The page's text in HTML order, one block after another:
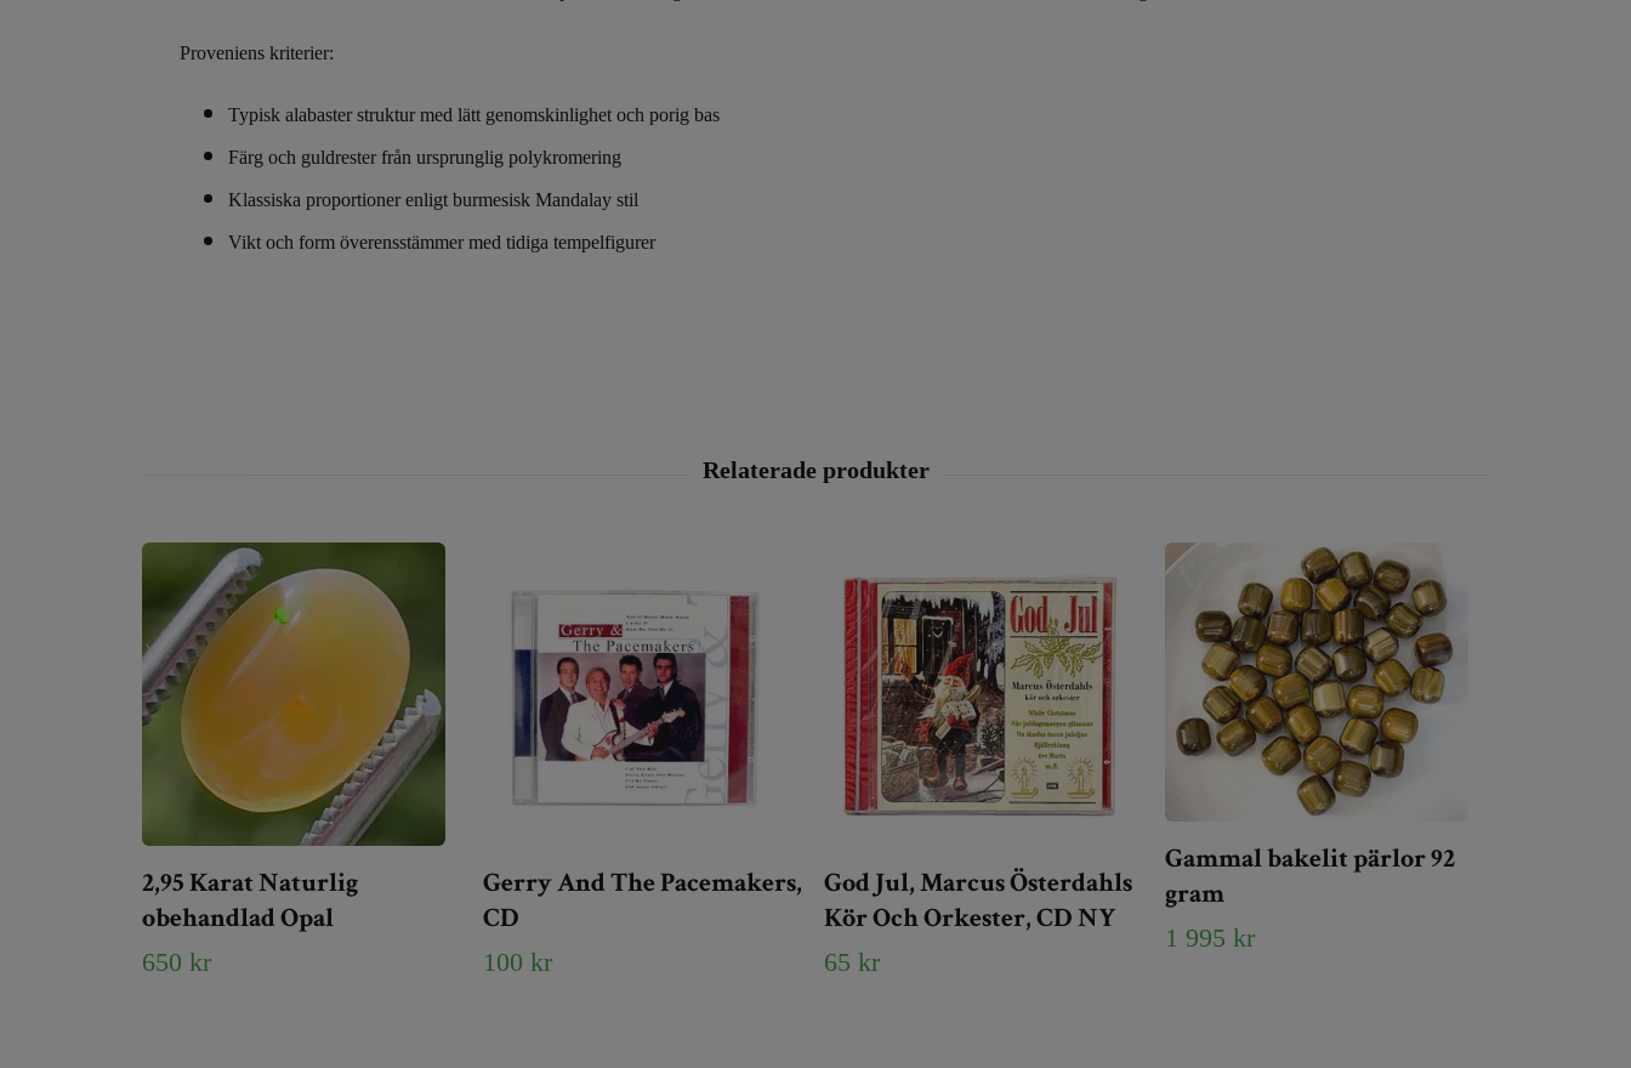
Proveniens kriterier:
Typisk alabaster struktur med lätt genomskinlighet och porig bas
Färg och guldrester från ursprunglig polykromering
Klassiska proportioner enligt burmesisk Mandalay stil
Vikt och form överensstämmer med tidiga tempelfigurer
2,95 Karat Naturlig
obehandlad Opal
650 kr
Gerry And The Pacemakers,
CD
100 kr
God Jul, Marcus Österdahls
Kör Och Orkester, CD NY
65 kr
Gammal bakelit pärlor 92
gram
1 995 kr